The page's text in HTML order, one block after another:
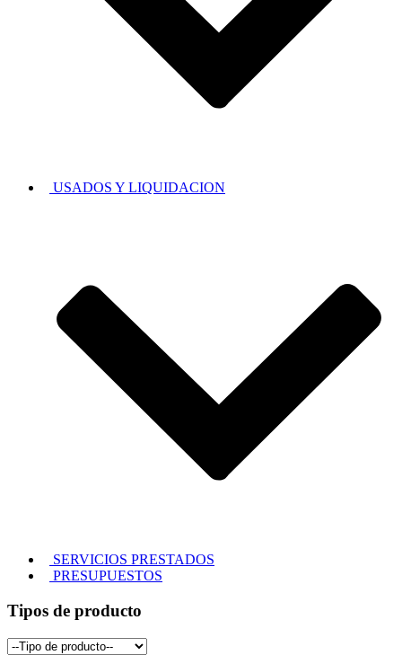
USADOS Y LIQUIDACION
SERVICIOS PRESTADOS
PRESUPUESTOS
Tipos de producto